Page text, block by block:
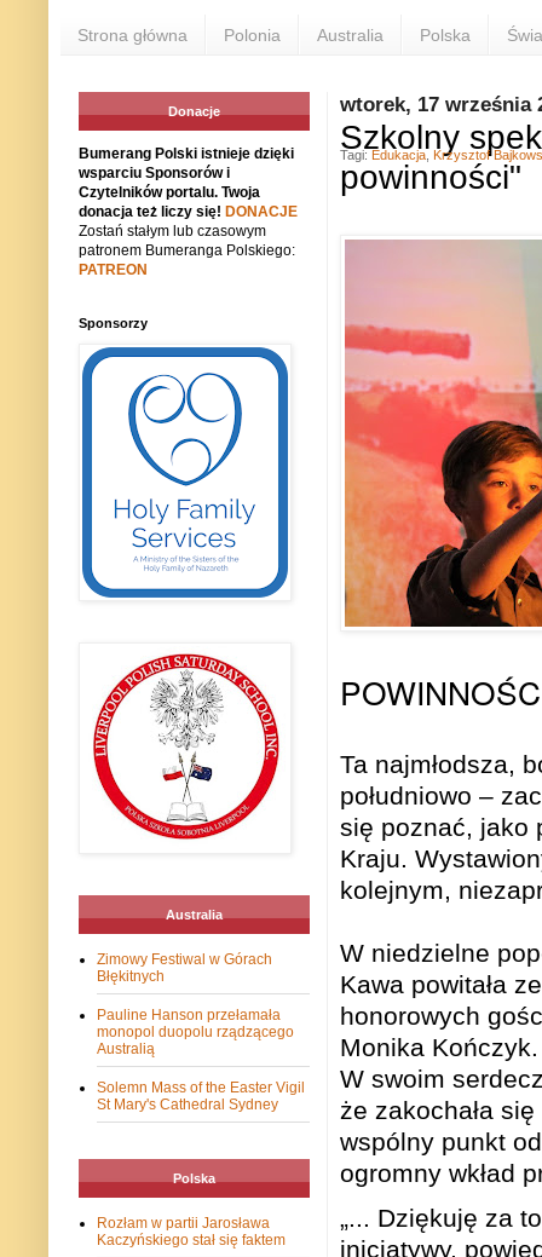
Strona główna Polonia Australia Polska
wtorek, 17 września
Szkolny
powinności"
Ta najmłodsza,
południowo –
się poznać, jako
Kraju.
kolejnym,
W niedzielne
Kawa powitała
honorowych
Monika
W swoim
że zakochała
wspólny punkt
ogromny wkład
„... Dziękuję za
inicjatywy,
Tagi: Edukacja Krzysztof
Donacje
Bumerang Polski istnieje dzięki
wsparciu Sponsorów i
Czytelników portalu. Twoja
donacja też liczy się! DONACJE
Zostań stałym lub czasowym
patronem Bumeranga Polskiego:
PATREON
Sponsorzy
Australia
Zimowy Festiwal w Górach
Błękitnych
Pauline Hanson przełamała
monopol duopolu rządzącego
Australią
Solemn Mass of the Easter Vigil
St Mary's Cathedral Sydney
Polska
Rozłam w partii Jarosława
Kaczyńskiego stał się faktem